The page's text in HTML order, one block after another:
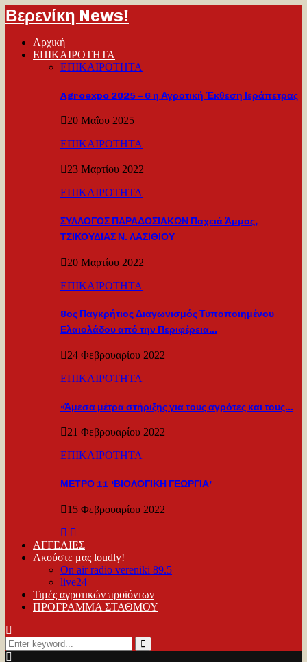
Βερενίκη News!
Αρχική
ΕΠΙΚΑΙΡΟΤΗΤΑ
ΕΠΙΚΑΙΡΟΤΗΤΑ
Agroexpo 2025 – 6 η Αγροτική Έκθεση Ιεράπετρας
20 Μαΐου 2025
ΕΠΙΚΑΙΡΟΤΗΤΑ
23 Μαρτίου 2022
ΕΠΙΚΑΙΡΟΤΗΤΑ
ΣΥΛΛΟΓΟΣ ΠΑΡΑΔΟΣΙΑΚΩΝ Παχειά Άμμος,
ΤΣΙΚΟΥΔΙΑΣ Ν. ΛΑΣΙΘΙΟΥ
20 Μαρτίου 2022
ΕΠΙΚΑΙΡΟΤΗΤΑ
8ος Παγκρήτιος Διαγωνισμός Τυποποιημένου
Ελαιολάδου από την Περιφέρεια…
24 Φεβρουαρίου 2022
ΕΠΙΚΑΙΡΟΤΗΤΑ
«Άμεσα μέτρα στήριξης για τους αγρότες και τους…
21 Φεβρουαρίου 2022
ΕΠΙΚΑΙΡΟΤΗΤΑ
ΜΕΤΡΟ 11 ‘ΒΙΟΛΟΓΙΚΗ ΓΕΩΡΓΙΑ’
15 Φεβρουαρίου 2022
ΑΓΓΕΛΙΕΣ
Ακούστε μας loudly!
On air radio vereniki 89.5
live24
Τιμές αγροτικών προϊόντων
ΠΡΟΓΡΑΜΜΑ ΣΤΑΘΜΟΥ
Search
for:
Search